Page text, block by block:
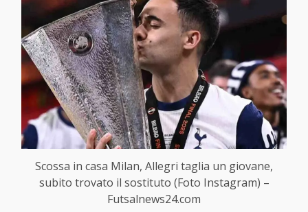
Scossa in casa Milan, Allegri taglia un giovane,
subito trovato il sostituto (Foto Instagram) –
Futsalnews24.com